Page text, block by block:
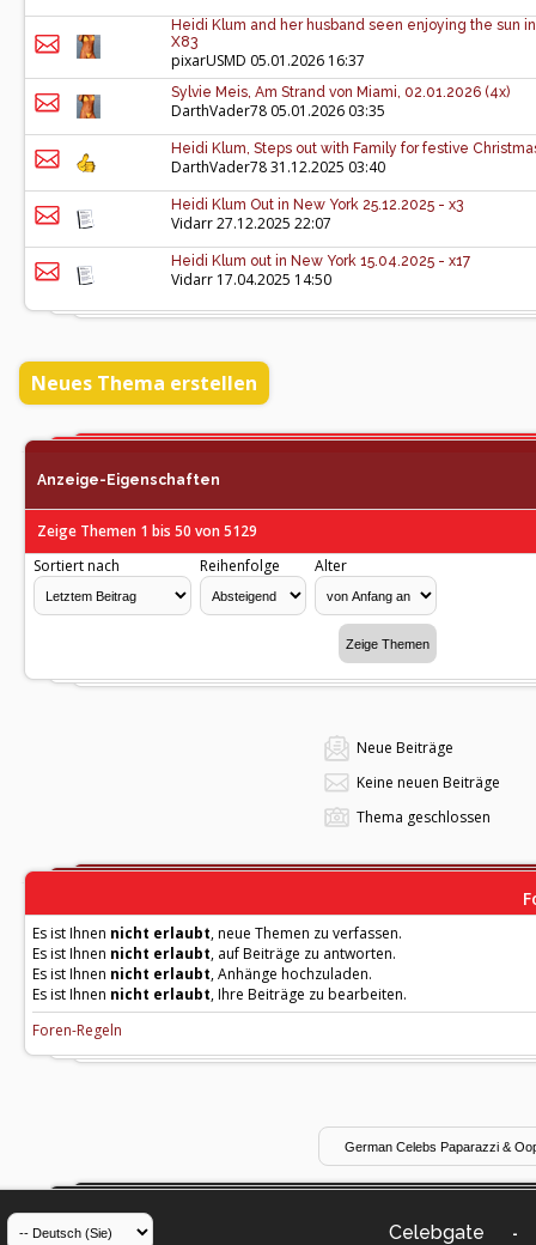
Heidi Klum and her husband seen enjoying the sun
X83
pixarUSMD 05.01.2026 16:37
Sylvie Meis, Am Strand von Miami, 02.01.2026 (4x)
DarthVader78 05.01.2026 03:35
Heidi Klum, Steps out with Family for festive
DarthVader7831.12.2025 03:40
Heidi Klum Out in New York 25.12.2025 - x3
Vidarr27.12.2025 22:07
Heidi Klum out in New York 15.04.2025 - x17
Vidarr 17.04.2025 14:50
Neues Thema erstellen
Anzeige-Eigenschaften
Zeige Themen 1 bis 50 von 5129
Sortiert nach
Reihenfolge Alter
Neue Beiträge
Keine neuen Beiträge
Thema geschlossen
Es ist Ihnen nicht erlaubt, neue Themen zu verfassen.
Es ist Ihnen nicht erlaubt, auf Beiträge zu antworten.
Es ist Ihnen nicht erlaubt, Anhänge hochzuladen.
Es ist Ihnen nicht erlaubt, Ihre Beiträge zu bearbeiten.
Foren-Regeln
Celebgate -